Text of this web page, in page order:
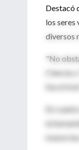
Destacó
los seres
diversos
"No
Ciencia
fue el tren".
En
la
mueve